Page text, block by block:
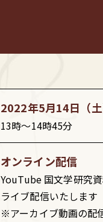
2022年5月14日（土
13時～14時45分
オンライン配信
YouTube 国文学研究
ライブ配信いたします
※アーカイブ動画の配